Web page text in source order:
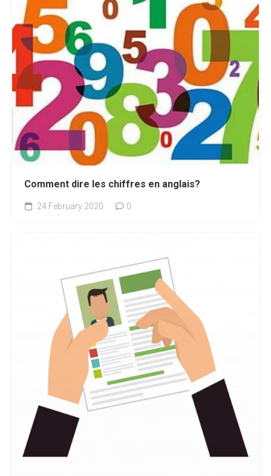
Comment dire les chiffres en anglais?
24 February 2020 0